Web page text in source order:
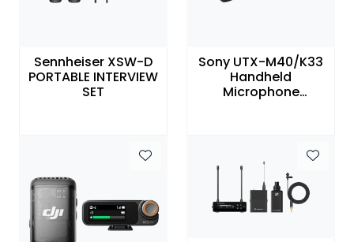
Sennheiser XSW-D
PORTABLE INTERVIEW
SET
Sony UTX-M40/K33
Handheld
Microphone